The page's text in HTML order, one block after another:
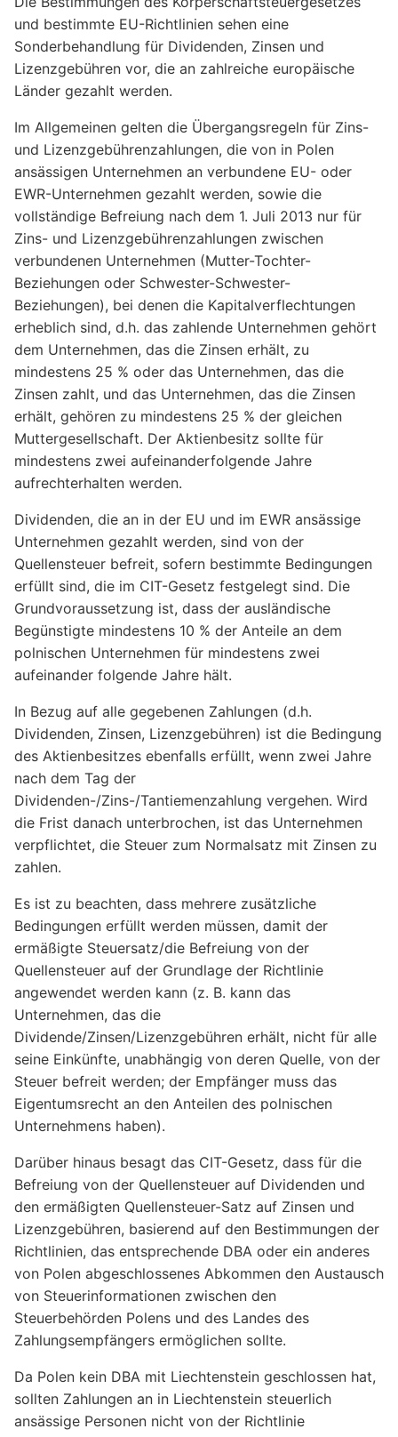
und bestimmte EU-Richtlinien sehen eine
Sonderbehandlung für Dividenden, Zinsen und
Lizenzgebühren vor, die an zahlreiche europäische
Länder gezahlt werden.
Im Allgemeinen gelten die Übergangsregeln für Zins-
und Lizenzgebührenzahlungen, die von in Polen
ansässigen Unternehmen an verbundene EU- oder
EWR-Unternehmen gezahlt werden, sowie die
vollständige Befreiung nach dem 1. Juli 2013 nur für
Zins- und Lizenzgebührenzahlungen zwischen
verbundenen Unternehmen (Mutter-Tochter-
Beziehungen oder Schwester-Schwester-
Beziehungen), bei denen die Kapitalverflechtungen
erheblich sind, d.h. das zahlende Unternehmen gehört
dem Unternehmen, das die Zinsen erhält, zu
mindestens 25 % oder das Unternehmen, das die
Zinsen zahlt, und das Unternehmen, das die Zinsen
erhält, gehören zu mindestens 25 % der gleichen
Muttergesellschaft. Der Aktienbesitz sollte für
mindestens zwei aufeinanderfolgende Jahre
aufrechterhalten werden.
Dividenden, die an in der EU und im EWR ansässige
Unternehmen gezahlt werden, sind von der
Quellensteuer befreit, sofern bestimmte Bedingungen
erfüllt sind, die im CIT-Gesetz festgelegt sind. Die
Grundvoraussetzung ist, dass der ausländische
Begünstigte mindestens 10 % der Anteile an dem
polnischen Unternehmen für mindestens zwei
aufeinander folgende Jahre hält.
In Bezug auf alle gegebenen Zahlungen (d.h.
Dividenden, Zinsen, Lizenzgebühren) ist die Bedingung
des Aktienbesitzes ebenfalls erfüllt, wenn zwei Jahre
nach dem Tag der
Dividenden-/Zins-/Tantiemenzahlung vergehen. Wird
die Frist danach unterbrochen, ist das Unternehmen
verpflichtet, die Steuer zum Normalsatz mit Zinsen zu
zahlen.
Es ist zu beachten, dass mehrere zusätzliche
Bedingungen erfüllt werden müssen, damit der
ermäßigte Steuersatz/die Befreiung von der
Quellensteuer auf der Grundlage der Richtlinie
angewendet werden kann (z. B. kann das
Unternehmen, das die
Dividende/Zinsen/Lizenzgebühren erhält, nicht für alle
seine Einkünfte, unabhängig von deren Quelle, von der
Steuer befreit werden; der Empfänger muss das
Eigentumsrecht an den Anteilen des polnischen
Unternehmens haben).
Darüber hinaus besagt das CIT-Gesetz, dass für die
Befreiung von der Quellensteuer auf Dividenden und
den ermäßigten Quellensteuer-Satz auf Zinsen und
Lizenzgebühren, basierend auf den Bestimmungen der
Richtlinien, das entsprechende DBA oder ein anderes
von Polen abgeschlossenes Abkommen den Austausch
von Steuerinformationen zwischen den
Steuerbehörden Polens und des Landes des
Zahlungsempfängers ermöglichen sollte.
Da Polen kein DBA mit Liechtenstein geschlossen hat,
sollten Zahlungen an in Liechtenstein steuerlich
ansässige Personen nicht von der Richtlinie